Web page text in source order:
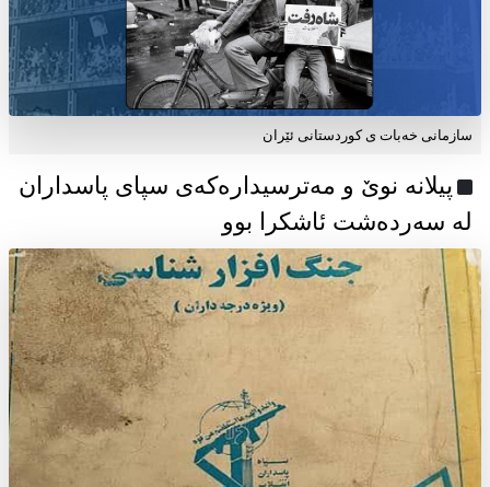
سازمانی خەبات ی كوردستانی ئێران
پیلانە نوێ و مەترسیدارەکەی سپای پاسداران
لە سەردەشت ئاشکرا بوو